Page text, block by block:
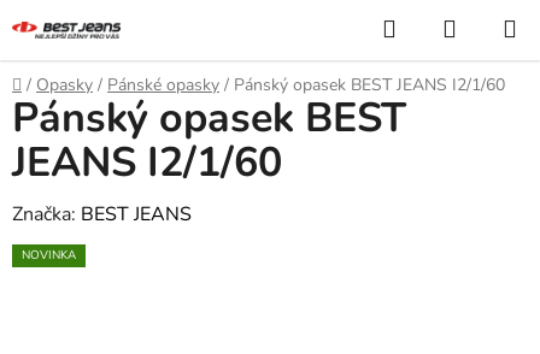
na
obsah
Hledat
KOŠÍK
Domů
/ Opasky / Pánské opasky / Pánský opasek BEST JEANS I2/1/60
Pánský opasek BEST
JEANS I2/1/60
Značka: BEST JEANS
NOVINKA